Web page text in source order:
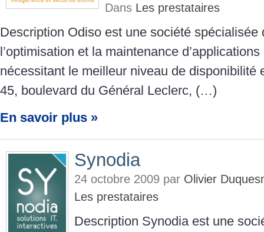
Dans Les prestataires
Description Odiso est une société spécialisée
l’optimisation et la maintenance
nécessitant le meilleur niveau de disponibilité
45, boulevard du Général Leclerc, (…)
En savoir plus »
Synodia
24 octobre 2009 par Olivier
Les prestataires
Description Synodia est une